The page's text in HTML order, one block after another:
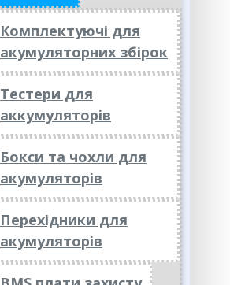
Комплектуючі для
акумуляторних збірок
Тестери для
аккумуляторів
Бокси та чохли для
акумуляторів
Перехідники для
акумуляторів